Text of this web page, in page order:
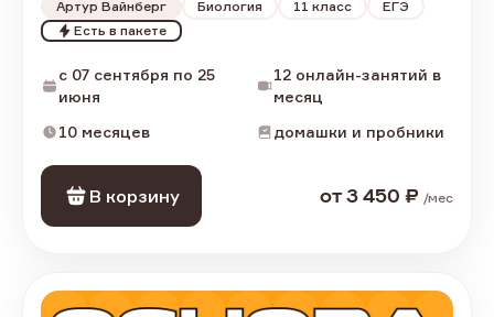
Артур Вайнберг Биология 11 класс
ЕГЭ
Есть в пакете
c 07 сентября по 25
июня
12 онлайн-занятий в
месяц
10 месяцев
домашки и пробники
В корзину от 3 450 ₽ /мес